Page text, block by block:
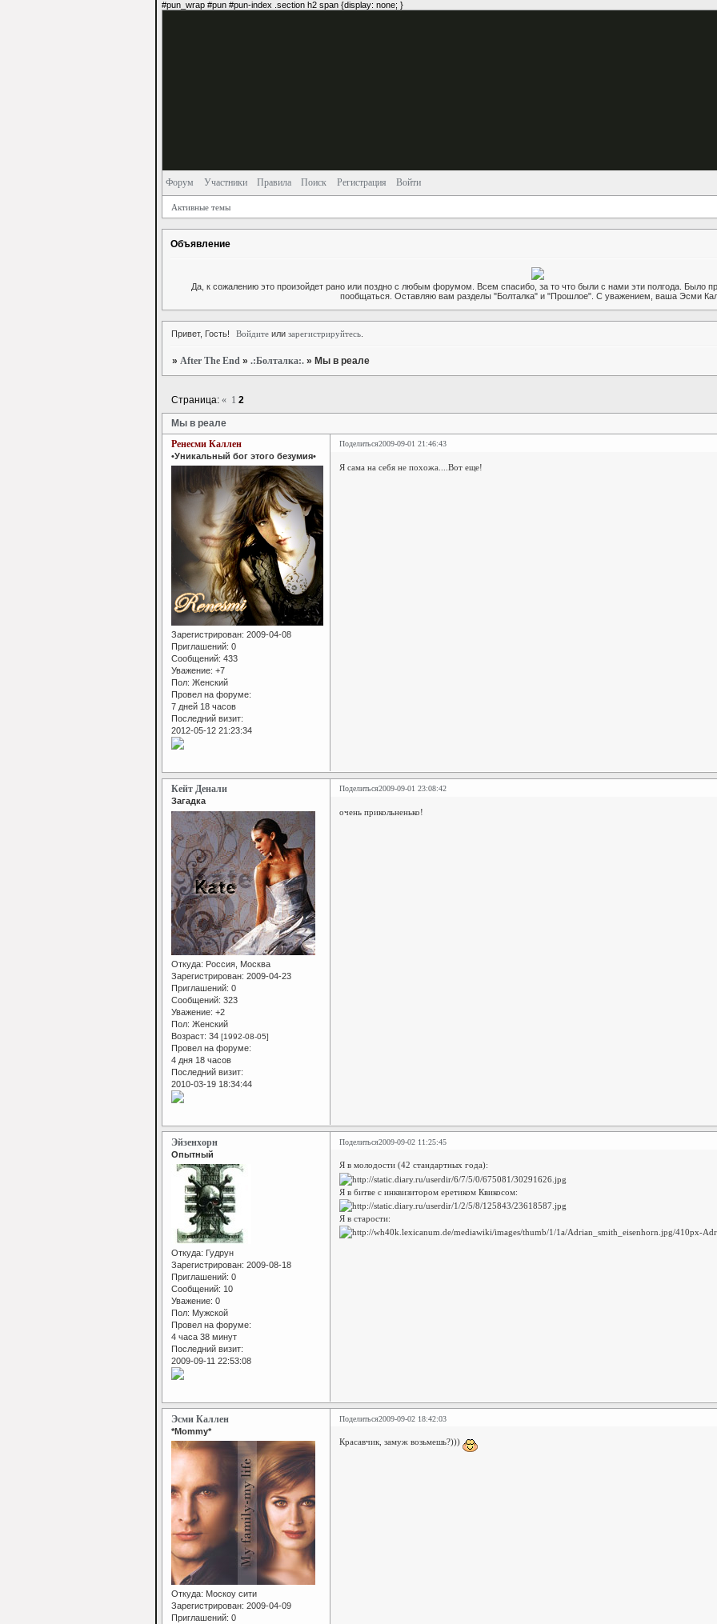
#pun_wrap #pun #pun-index .section h2 span {display: none; }
Форум Участники Правила Поиск Регистрация Войти
Активные темы
Объявление
Да, к сожалению это произойдет рано или поздно с любым форумом. Всем спасибо, за то что были с нами эти полгода. Было
пообщаться. Оставляю вам разделы "Болталка" и "Прошлое". С уважением, ваша Эсми
Привет, Гость! Войдите илизарегистрируйтесь
» After The End » .:Болталка:. » Мы в реале
Мы в реале
Страница: « 1 2
Поделиться2009-09-01 21:46:43
Ренесми Каллен
•Уникальный бог этого безумия•
Зарегистрирован: 2009-04-08
Приглашений: 0
Сообщений: 433
Уважение: +7
Пол: Женский
Провел на форуме:
7 дней 18 часов
Последний визит:
2012-05-12 21:23:34
Я сама на себя не похожа....Вот еще!
Поделиться2009-09-01 23:08:42
Кейт Денали
Загадка
Откуда: Россия, Москва
Зарегистрирован: 2009-04-23
Приглашений: 0
Сообщений: 323
Уважение: +2
Пол: Женский
Возраст: 34 [1992-08-05]
Провел на форуме:
4 дня 18 часов
Последний визит:
2010-03-19 18:34:44
очень прикольненько!
Поделиться2009-09-02 11:25:45
Эйзенхорн
Опытный
Откуда: Гудрун
Зарегистрирован: 2009-08-18
Приглашений: 0
Сообщений: 10
Уважение: 0
Пол: Мужской
Провел на форуме:
4 часа 38 минут
Последний визит:
2009-09-11 22:53:08
Я в молодости (42 стандартных года):
Я в битве с инквизитором еретиком Квикосом:
Я в старости:
Поделиться2009-09-02 18:42:03
Эсми Каллен
*Mommy*
Откуда: Москоу сити
Зарегистрирован: 2009-04-09
Приглашений: 0
Красавчик, замуж возьмешь?)))